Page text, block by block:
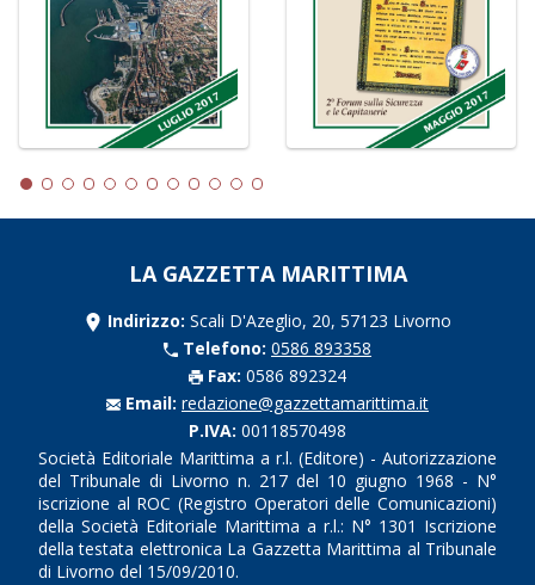
LA GAZZETTA MARITTIMA
Indirizzo: Scali D'Azeglio, 20, 57123 Livorno
Telefono: 0586 893358
Fax: 0586 892324
Email: redazione@gazzettamarittima.it
P.IVA: 00118570498
Società Editoriale Marittima a r.l. (Editore) - Autorizzazione
del Tribunale di Livorno n. 217 del 10 giugno 1968 - N°
iscrizione al ROC (Registro Operatori delle Comunicazioni)
della Società Editoriale Marittima a r.l.: N° 1301 Iscrizione
della testata elettronica La Gazzetta Marittima al Tribunale
di Livorno del 15/09/2010.